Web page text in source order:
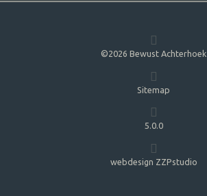
©2026 Bewust Achterhoek
Sitemap
5.0.0
webdesign ZZPstudio